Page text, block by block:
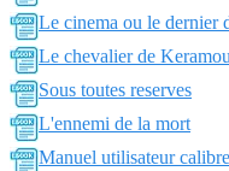
Le cinema ou le dernier
Le chevalier de
Sous toutes reserves
L'ennemi de la mort
Manuel utilisateur calibre